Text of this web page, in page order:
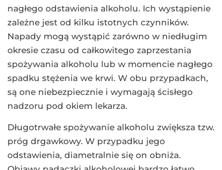
nagłego odstawienia alkoholu. Ich wystąpienie
zależne jest od kilku istotnych czynników.
Napady mogą wystąpić zarówno w niedługim
okresie czasu od całkowitego zaprzestania
spożywania alkoholu lub w momencie nagłego
spadku stężenia we krwi. W obu przypadkach,
są one niebezpiecznie i wymagają ścisłego
nadzoru pod okiem lekarza.
Długotrwałe spożywanie alkoholu zwiększa tzw.
próg drgawkowy. W przypadku jego
odstawienia, diametralnie się on obniża.